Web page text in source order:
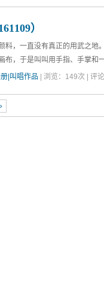
）
料，一直没有真正的用武之地
布，于是叫叫用手指、手掌和
还真有点样子啊 ^_^
|叫唱作品 | 浏览： 149次 | 评